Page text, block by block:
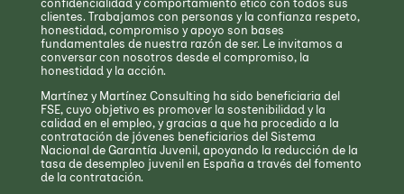
confidencialidad y comportamiento ético con todos sus
clientes. Trabajamos con personas y la confianza respeto,
honestidad, compromiso y apoyo son bases
fundamentales de nuestra razón de ser. Le invitamos a
conversar con nosotros desde el compromiso, la
honestidad y la acción.
Martínez y Martínez Consulting ha sido beneficiaria del
FSE, cuyo objetivo es promover la sostenibilidad y la
calidad en el empleo, y gracias a que ha procedido a la
contratación de jóvenes beneficiarios del Sistema
Nacional de Garantía Juvenil, apoyando la reducción de la
tasa de desempleo juvenil en España a través del fomento
de la contratación.